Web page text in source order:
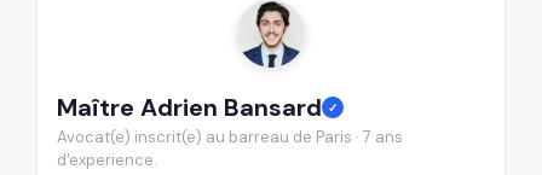
Maître Adrien Bansard ✓
Avocat(e) inscrit(e) au barreau de Paris · 7 ans
d'experience.